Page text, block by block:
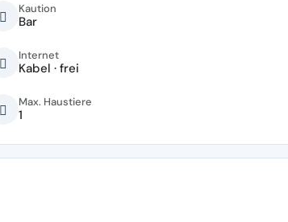
Kaution
Bar
Internet
Kabel · frei
Max. Haustiere
1